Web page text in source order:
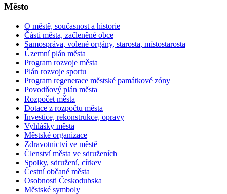
Město
O městě, současnost a historie
Části města, začleněné obce
Samospráva, volené orgány, starosta, místostarosta
Územní plán města
Program rozvoje města
Plán rozvoje sportu
Program regenerace městské památkové zóny
Povodňový plán města
Rozpočet města
Dotace z rozpočtu města
Investice, rekonstrukce, opravy
Vyhlášky města
Městské organizace
Zdravotnictví ve městě
Členství města ve sdruženích
Spolky, sdružení, církev
Čestní občané města
Osobnosti Českodubska
Městské symboly